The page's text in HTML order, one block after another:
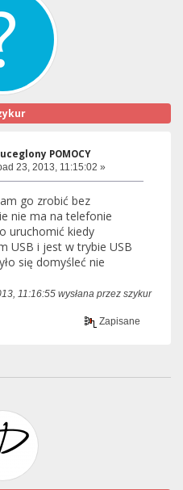
POMOCY
23, 2013, 11:15:02 »
go zrobić bez
nie ma na telefonie
uruchomić kiedy
USB i jest w trybie USB
się domyśleć nie
11:16:55 wysłana przez szykur
Zapisane